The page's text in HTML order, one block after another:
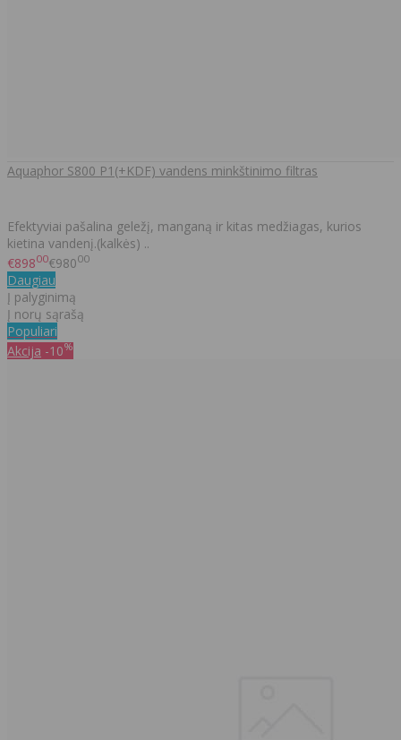
Aquaphor S800 P1(+KDF) vandens minkštinimo filtras
Efektyviai pašalina geležį, manganą ir kitas medžiagas, kurios
kietina vandenį.(kalkės) ..
€89800€98000
Daugiau
Į palyginimą
Į norų sąrašą
Populiari
Akcija -10%